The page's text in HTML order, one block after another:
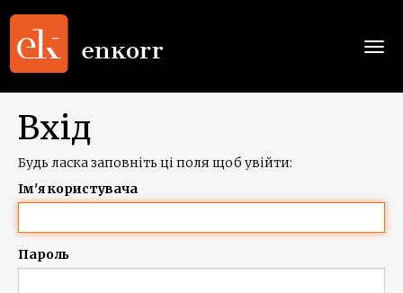
Вхід
Будь ласка заповніть ці поля щоб увійти:
Ім'я користувача
Пароль